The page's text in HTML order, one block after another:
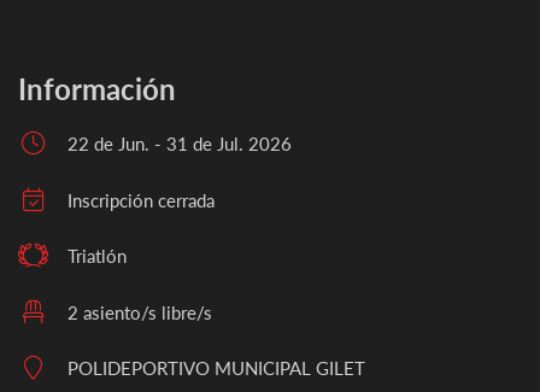
Información
22 de Jun. - 31 de Jul. 2026
Inscripción cerrada
Triatlón
2 asiento/s libre/s
POLIDEPORTIVO MUNICIPAL GILET